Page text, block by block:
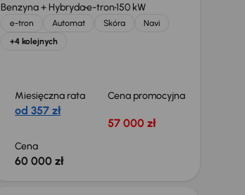
Benzyna + Hybrydae-tron150 kW
e-tron Automat Skóra
Navi
+4 kolejnych
Miesięczna rata
od 357 zł
Cena promocyjna
57 000 zł
Cena
60 000 zł